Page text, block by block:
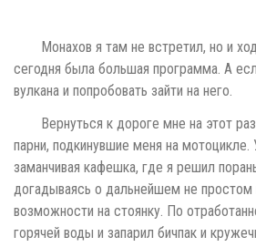
Монахов я там не встретил, но и
сегодня была большая программа. А
вулкана и попробовать зайти на него.
Вернуться к дороге мне на этот
парни, подкинувшие меня на мотоцикле.
заманчивая кафешка, где я решил
догадываясь о дальнейшем не простом
возможности на стоянку. По
горячей воды и запарил бичпак и